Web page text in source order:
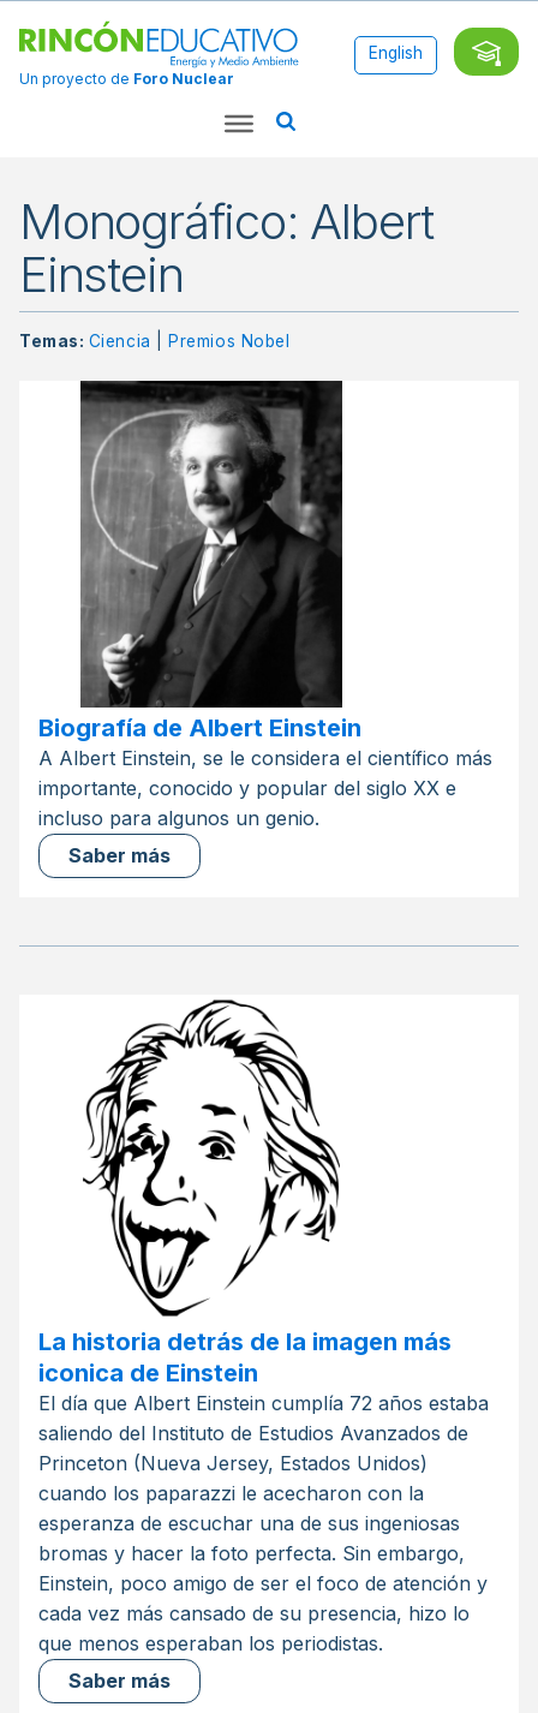
Un proyecto de Foro Nuclear
English
Monográfico: Albert
Einstein
Temas: Ciencia Premios Nobel
Biografía de Albert Einstein
A Albert Einstein, se le considera el científico más
importante, conocido y popular del siglo XX e
incluso para algunos un genio.
Saber más
La historia detrás de la imagen más
iconica de Einstein
El día que Albert Einstein cumplía 72 años estaba
saliendo del Instituto de Estudios Avanzados de
Princeton (Nueva Jersey, Estados Unidos)
cuando los paparazzi le acecharon con la
esperanza de escuchar una de sus ingeniosas
bromas y hacer la foto perfecta. Sin embargo,
Einstein, poco amigo de ser el foco de atención y
cada vez más cansado de su presencia, hizo lo
que menos esperaban los periodistas.
Saber más